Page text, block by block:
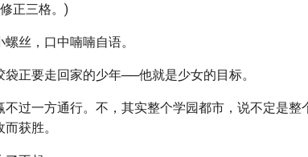
正三格。)
丝，口中喃喃自语。
正要走回家的少年──他就是少女的目标。
过一方通行。不，其实整个学园都市，说不定是整
获胜。